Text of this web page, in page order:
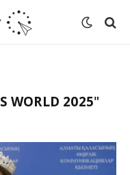
WORLD 2025"